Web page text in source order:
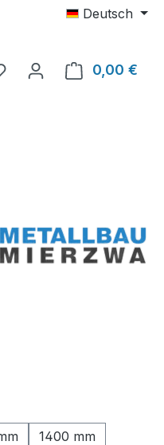
Deutsch
Du hast 0 Produkte auf
0,00 €
1400 mm